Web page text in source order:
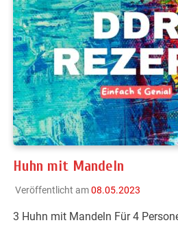
Huhn mit Mandeln
Veröffentlicht am08.05.2023
3 Huhn mit Mandeln Für 4